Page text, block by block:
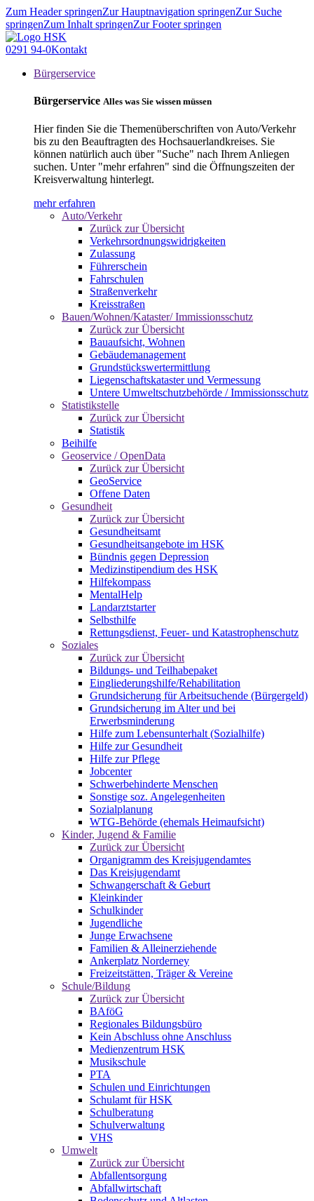
Zum Header springenZur Hauptnavigation springenZur Suche
springenZum Inhalt springenZur Footer springen
0291 94-0Kontakt
Bürgerservice
Bürgerservice Alles was Sie wissen müssen
Hier finden Sie die Themenüberschriften von Auto/Verkehr
bis zu den Beauftragten des Hochsauerlandkreises. Sie
können natürlich auch über "Suche" nach Ihrem Anliegen
suchen. Unter "mehr erfahren" sind die Öffnungszeiten der
Kreisverwaltung hinterlegt.
mehr erfahren
Auto/Verkehr
Zurück zur Übersicht
Verkehrsordnungswidrigkeiten
Zulassung
Führerschein
Fahrschulen
Straßenverkehr
Kreisstraßen
Bauen/Wohnen/Kataster/ Immissionsschutz
Zurück zur Übersicht
Bauaufsicht, Wohnen
Gebäudemanagement
Grundstückswertermittlung
Liegenschaftskataster und Vermessung
Untere Umweltschutzbehörde / Immissionsschutz
Statistikstelle
Zurück zur Übersicht
Statistik
Beihilfe
Geoservice / OpenData
Zurück zur Übersicht
GeoService
Offene Daten
Gesundheit
Zurück zur Übersicht
Gesundheitsamt
Gesundheitsangebote im HSK
Bündnis gegen Depression
Medizinstipendium des HSK
Hilfekompass
MentalHelp
Landarztstarter
Selbsthilfe
Rettungsdienst, Feuer- und Katastrophenschutz
Soziales
Zurück zur Übersicht
Bildungs- und Teilhabepaket
Eingliederungshilfe/Rehabilitation
Grundsicherung für Arbeitsuchende (Bürgergeld)
Grundsicherung im Alter und bei
Erwerbsminderung
Hilfe zum Lebensunterhalt (Sozialhilfe)
Hilfe zur Gesundheit
Hilfe zur Pflege
Jobcenter
Schwerbehinderte Menschen
Sonstige soz. Angelegenheiten
Sozialplanung
WTG-Behörde (ehemals Heimaufsicht)
Kinder, Jugend & Familie
Zurück zur Übersicht
Organigramm des Kreisjugendamtes
Das Kreisjugendamt
Schwangerschaft & Geburt
Kleinkinder
Schulkinder
Jugendliche
Junge Erwachsene
Familien & Alleinerziehende
Ankerplatz Norderney
Freizeitstätten, Träger & Vereine
Schule/Bildung
Zurück zur Übersicht
BAföG
Regionales Bildungsbüro
Kein Abschluss ohne Anschluss
Medienzentrum HSK
Musikschule
PTA
Schulen und Einrichtungen
Schulamt für HSK
Schulberatung
Schulverwaltung
VHS
Umwelt
Zurück zur Übersicht
Abfallentsorgung
Abfallwirtschaft